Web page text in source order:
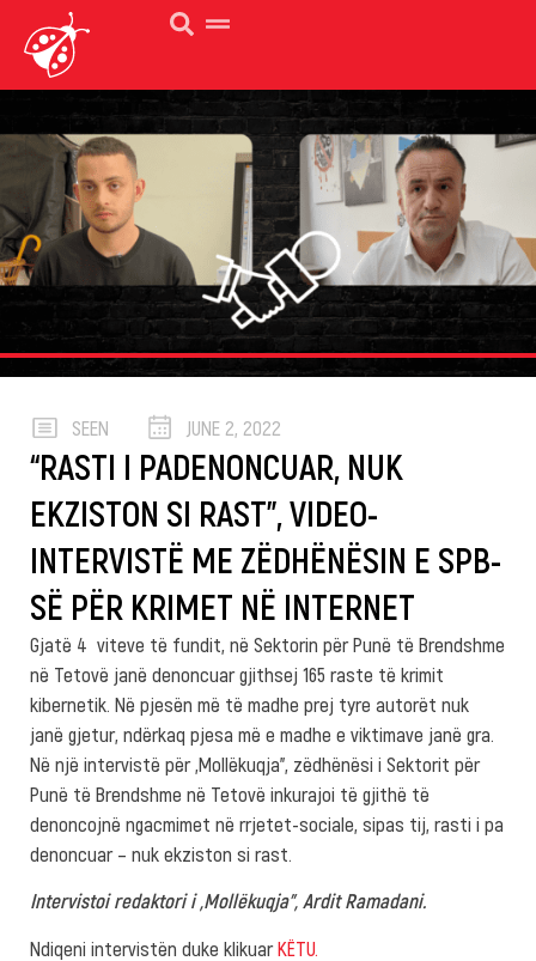
SEEN JUNE 2, 2022
“RASTI I PADENONCUAR, NUK
EKZISTON SI RAST”, VIDEO-
INTERVISTË ME ZËDHËNËSIN E SPB-
SË PËR KRIMET NË INTERNET
Gjatë 4 viteve të fundit, në Sektorin për Punë të Brendshme
në Tetovë janë denoncuar gjithsej 165 raste të krimit
kibernetik. Në pjesën më të madhe prej tyre autorët nuk
janë gjetur, ndërkaq pjesa më e madhe e viktimave janë gra.
Në një intervistë për „Mollëkuqja”, zëdhënësi i Sektorit për
Punë të Brendshme në Tetovë inkurajoi të gjithë të
denoncojnë ngacmimet në rrjetet-sociale, sipas tij, rasti i pa
denoncuar – nuk ekziston si rast.
Intervistoi redaktori i „Mollëkuqja”, Ardit Ramadani.
Ndiqeni intervistën duke klikuarKËTU.